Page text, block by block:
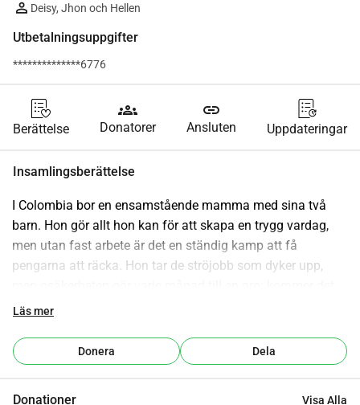
Deisy, Jhon och Hellen
Utbetalningsuppgifter
**************6776
Berättelse
groups
Donatorer
link
Ansluten Uppdateringar
Insamlingsberättelse
I Colombia bor en ensamstående mamma med sina två
barn. Hon gör allt hon kan för att skapa en trygg vardag,
men utan fast arbete är det en ständig kamp att få
pengarna att räcka. Hon tar de ströjobb som dyker upp,
att finnas mat på bordet, räcker det till skolavgifter, går det
deras mamma aldrig fick möjlighet till under någon längre
tid. Men i Colombia bekostar familjerna själva uniformer,
Läs mer
Donera Dela
Donationer Visa Alla